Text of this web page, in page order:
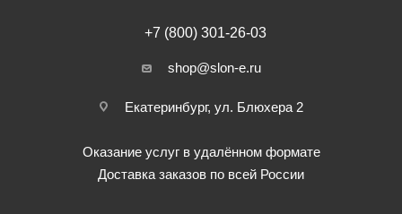
+7 (800) 301-26-03
shop@slon-e.ru
Екатеринбург, ул. Блюхера 2
Оказание услуг в удалённом формате
Доставка заказов по всей России